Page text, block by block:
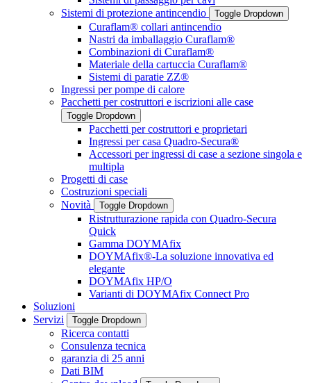
Sistemi di protezione antincendio
Toggle Dropdown
Curaflam® collari antincendio
Nastri da imballaggio Curaflam®
Combinazioni di Curaflam®
Materiale della cartuccia Curaflam®
Sistemi di paratie ZZ®
Ingressi per pompe di calore
Pacchetti per costruttori e iscrizioni alle case
Toggle Dropdown
Pacchetti per costruttori e proprietari
Ingressi per casa Quadro-Secura®
Accessori per ingressi di case a sezione singola e
multipla
Progetti di case
Costruzioni speciali
Novità
Toggle Dropdown
Ristrutturazione rapida con Quadro-Secura
Quick
Gamma DOYMAfix
DOYMAfix®-La soluzione innovativa ed
elegante
DOYMAfix HP/O
Varianti di DOYMAfix Connect Pro
Soluzioni
Servizi
Toggle Dropdown
Ricerca contatti
Consulenza tecnica
garanzia di 25 anni
Dati BIM